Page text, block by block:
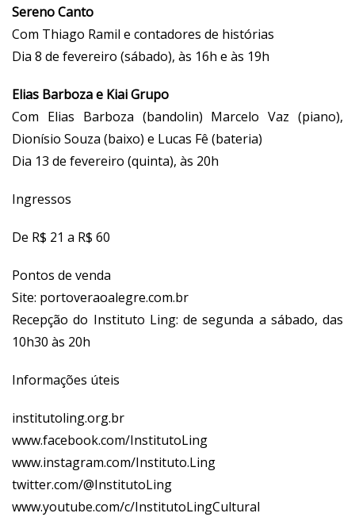
Sereno Canto
Com Thiago Ramil e contadores de histórias
Dia 8 de fevereiro (sábado), às 16h e às 19h
Elias Barboza e Kiai Grupo
Com Elias Barboza (bandolin) Marcelo Vaz (piano),
Dionísio Souza (baixo) e Lucas Fê (bateria)
Dia 13 de fevereiro (quinta), às 20h
Ingressos
De R$ 21 a R$ 60
Pontos de venda
Site: portoveraoalegre.com.br
Recepção do Instituto Ling: de segunda a sábado, das
10h30 às 20h
Informações úteis
institutoling.org.br
www.facebook.com/InstitutoLing
www.instagram.com/Instituto.Ling
twitter.com/@InstitutoLing
www.youtube.com/c/InstitutoLingCultural